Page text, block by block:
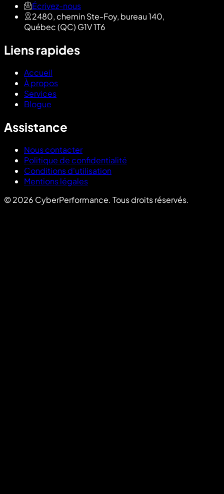
Écrivez-nous
2480, chemin Ste-Foy, bureau 140,
Québec(QC) G1V 1T6
Liens rapides
Accueil
À propos
Services
Blogue
Assistance
Nous contacter
Politique de confidentialité
Conditions d'utilisation
Mentions légales
©2026 CyberPerformance. Tous droits réservés.